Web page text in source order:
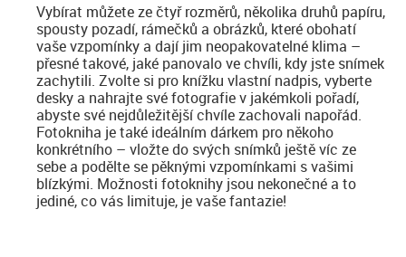
Vybírat můžete ze čtyř rozměrů, několika druhů papíru,
spousty pozadí, rámečků a obrázků, které obohatí
vaše vzpomínky a dají jim neopakovatelné klima –
přesné takové, jaké panovalo ve chvíli, kdy jste snímek
zachytili. Zvolte si pro knížku vlastní nadpis, vyberte
desky a nahrajte své fotografie v jakémkoli pořadí,
abyste své nejdůležitější chvíle zachovali napořád.
Fotokniha je také ideálním dárkem pro někoho
konkrétního – vložte do svých snímků ještě víc ze
sebe a podělte se pěknými vzpomínkami s vašimi
blízkými. Možnosti fotoknihy jsou nekonečné a to
jediné, co vás limituje, je vaše fantazie!